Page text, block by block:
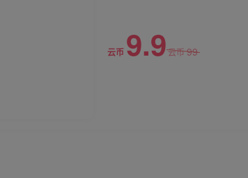
云币 9.9云币99